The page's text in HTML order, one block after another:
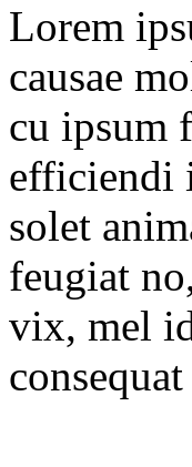
Lorem
causae
cu ipsum
efficiendi
solet
feugiat
vix, mel